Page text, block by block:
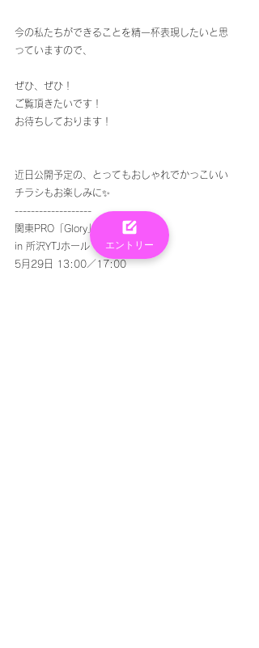
今の私たちができることを精一杯表現したいと思
っていますので、
ぜひ、ぜひ！
ご覧頂きたいです！
お待ちしております！
近日公開予定の、とってもおしゃれでかっこいい
チラシもお楽しみに✨
-------------------
関東PRO「Glory」
in 所沢YTJホール
5月29日 13:00／17:00
エントリー